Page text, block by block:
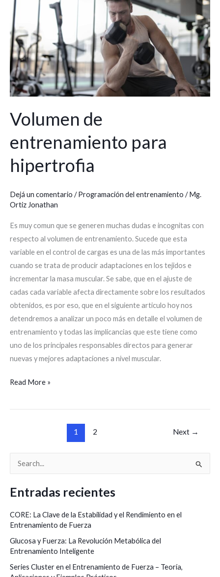
Volumen de
entrenamiento para
hipertrofia
Dejá un comentario /Programación del entrenamiento /Mg.
Ortiz Jonathan
Es muy comun que se generen muchas dudas e incognitas con
respecto al volumen de entrenamiento. Sucede que esta
variable en el control de cargas es una de las más importantes
cuando se trata de producir adaptaciones en los tejidos e
incrementar la masa muscular. Se sabe, que en el ajuste de
cadas cada variable afecta directamente sobre los resultados
obtenidos, es por eso, que en el siguiente articulo hoy nos
detendremos a analizar un poco más en detalle el volumen de
entrenamiento y todas las implicancias que este tiene como
uno de los principales responsables directos para generar
nuevas y mejores adaptaciones a nivel muscular.
para
hipertrofia
Read More »
1 2 Next →
s
a
r
p
o
Entradas recientes
CORE: La Clave de la Estabilidad y el Rendimiento en el
Entrenamiento de Fuerza
Glucosa y Fuerza: La Revolución Metabólica del
Entrenamiento Inteligente
Series Cluster en el Entrenamiento de Fuerza – Teoría,